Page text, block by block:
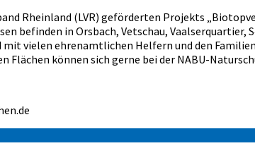
Rheinland (LVR) geförderten Projekts
befinden in Orsbach, Vetschau,
vielen ehrenamtlichen Helfern und den
können sich gerne bei der NABU-